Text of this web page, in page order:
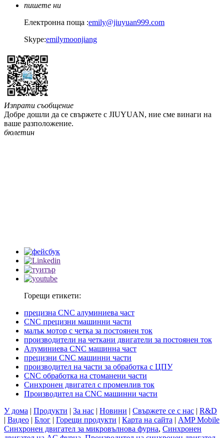
пишете ни
Електронна поща :emily@jiuyuan999.com
Skype:emilymoonjiang
Изпрати съобщение
Добре дошли да се свържете с JIUYUAN, ние сме винаги на
ваше разположение.
бюлетин
Горещи етикети:
прецизна CNC алуминиева част
CNC прецизни машинни части
малък мотор с четка за постоянен ток
производители на четкани двигатели за постоянен ток
Алуминиева CNC машинна част
прецизни CNC машинни части
производител на части за обработка с ЦПУ
CNC обработка на стоманени части
Синхронен двигател с променлив ток
Производител на CNC машинни части
У дома | Продукти | За нас | Новини | Свържете се с нас | R&D
| Видео | Блог | Горещи продукти | Карта на сайта | AMP Mobile
Синхронен двигател за микровълнова фурна, Синхронен